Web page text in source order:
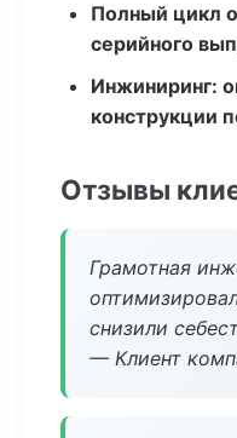
Полный цикл
серийного
Инжиниринг:
конструкции
Отзывы
Грамотная
снизили
— Клиент